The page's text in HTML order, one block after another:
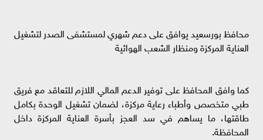
محافظ بورسعيد يوافق على دعم شهري لمستشفى الصدر لتشغيل
العناية المركزة ومنظار الشعب الهوائية
كما وافق المحافظ على توفير الدعم المالي اللازم للتعاقد مع فريق
طبي متخصص وأطباء رعاية مركزة، لضمان تشغيل الوحدة بكامل
طاقتها، ما يساهم في سد العجز بأسرة العناية المركزة داخل
المحافظة.